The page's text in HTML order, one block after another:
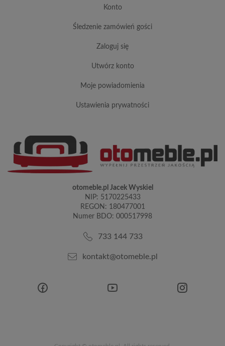
konto
śledzenie zamówień gości
zaloguj się
utwórz konto
moje powiadomienia
ustawienia prywatności
otomeble.pl Jacek Wyskiel
NIP: 5170225433
REGON: 180477001
Numer BDO: 000517998
733 144 733
kontakt@otomeble.pl